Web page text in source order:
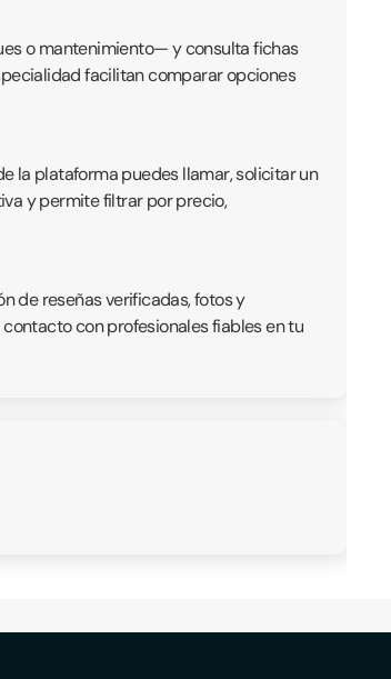
o mantenimiento— y consulta fichas
facilitan comparar opciones
la plataforma puedes llamar, solicitar un
y permite filtrar por precio,
de reseñas verificadas, fotos y
con profesionales fiables en tu